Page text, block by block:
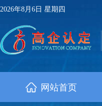
2026年8月6日 星期四
网站首页